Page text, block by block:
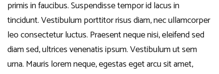
primis in faucibus. Suspendisse tempor id lacus in
tincidunt. Vestibulum porttitor risus diam, nec ullamcorper
leo consectetur luctus. Praesent neque nisi, eleifend sed
diam sed, ultrices venenatis ipsum. Vestibulum ut sem
urna. Mauris lorem neque, egestas eget arcu sit amet,